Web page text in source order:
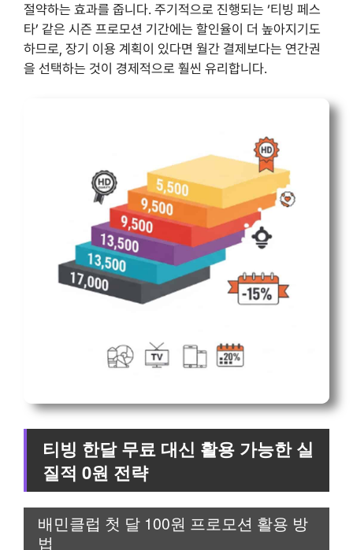
절약하는 효과를 줍니다. 주기적으로 진행되는 ‘티빙 페스
타’ 같은 시즌 프로모션 기간에는 할인율이 더 높아지기도
하므로, 장기 이용 계획이 있다면 월간 결제보다는 연간권
을 선택하는 것이 경제적으로 훨씬 유리합니다.
티빙 한달 무료 대신 활용 가능한 실
질적 0원 전략
배민클럽 첫 달 100원 프로모션 활용 방
법